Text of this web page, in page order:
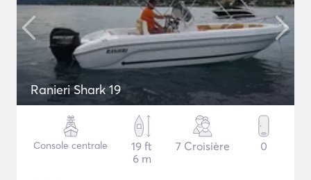
Ranieri Shark 19
Console centrale
19 ft
6 m
7 Croisière 0